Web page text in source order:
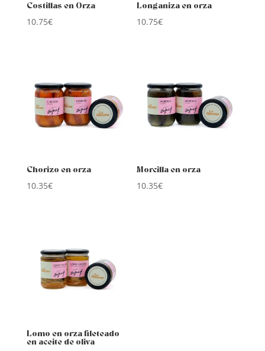
Costillas en Orza
10.75€
Longaniza en orza
10.75€
Chorizo en orza
10.35€
Morcilla en orza
10.35€
Lomo en orza fileteado
en aceite de oliva